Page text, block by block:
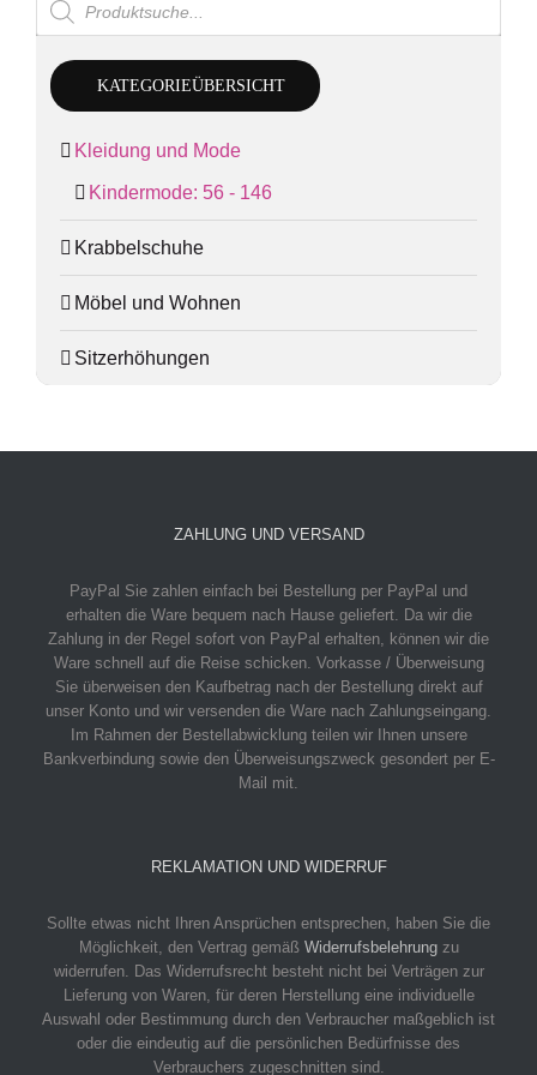
search
KATEGORIEÜBERSICHT
Kleidung und Mode
Kindermode: 56 - 146
Krabbelschuhe
Möbel und Wohnen
Sitzerhöhungen
ZAHLUNG UND VERSAND
PayPal Sie zahlen einfach bei Bestellung per PayPal und
erhalten die Ware bequem nach Hause geliefert. Da wir die
Zahlung in der Regel sofort von PayPal erhalten, können wir die
Ware schnell auf die Reise schicken. Vorkasse / Überweisung
Sie überweisen den Kaufbetrag nach der Bestellung direkt auf
unser Konto und wir versenden die Ware nach Zahlungseingang.
Im Rahmen der Bestellabwicklung teilen wir Ihnen unsere
Bankverbindung sowie den Überweisungszweck gesondert per E-
Mail mit.
REKLAMATION UND WIDERRUF
Sollte etwas nicht Ihren Ansprüchen entsprechen, haben Sie die
Möglichkeit, den Vertrag gemäß Widerrufsbelehrungzu
widerrufen. Das Widerrufsrecht besteht nicht bei Verträgen zur
Lieferung von Waren, für deren Herstellung eine individuelle
Auswahl oder Bestimmung durch den Verbraucher maßgeblich ist
oder die eindeutig auf die persönlichen Bedürfnisse des
Verbrauchers zugeschnitten sind.